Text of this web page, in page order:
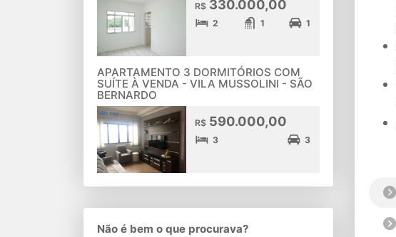
R$330.000,00
2 1 1
APARTAMENTO 3 DORMITÓRIOS COM
SUÍTE À VENDA - VILA MUSSOLINI - SÃO
BERNARDO
R$590.000,00
3 3
Não é bem o que procurava?